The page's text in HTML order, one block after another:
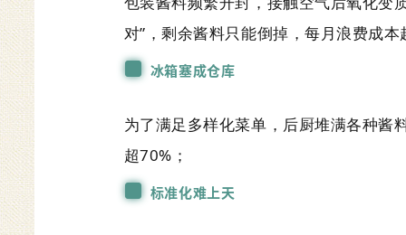
对”，剩余酱料只能倒掉，每月浪费成本
冰箱塞成仓库
为了满足多样化菜单，后厨堆满各种酱
超70%；
标准化难上天